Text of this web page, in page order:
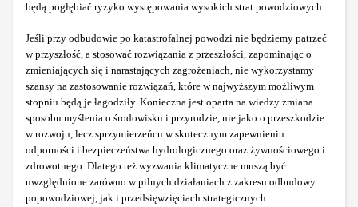
będą pogłębiać ryzyko występowania wysokich strat powodziowych.
Jeśli przy odbudowie po katastrofalnej powodzi nie będziemy patrzeć
w przyszłość, a stosować rozwiązania z przeszłości, zapominając o
zmieniających się i narastających zagrożeniach, nie wykorzystamy
szansy na zastosowanie rozwiązań, które w najwyższym możliwym
stopniu będą je łagodziły. Konieczna jest oparta na wiedzy zmiana
sposobu myślenia o środowisku i przyrodzie, nie jako o przeszkodzie
w rozwoju, lecz sprzymierzeńcu w skutecznym zapewnieniu
odporności i bezpieczeństwa hydrologicznego oraz żywnościowego i
zdrowotnego. Dlatego też wyzwania klimatyczne muszą być
uwzględnione zarówno w pilnych działaniach z zakresu odbudowy
popowodziowej, jak i przedsięwzięciach strategicznych.